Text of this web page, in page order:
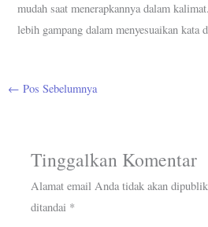
mudah saat menerapkannya dalam
lebih gampang dalam menyesuaikan kata
← Pos Sebelumnya
Tinggalkan Komentar
Alamat email Anda tidak akan
ditandai *